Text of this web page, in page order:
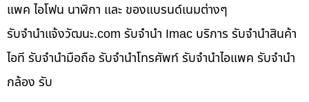
แพค ไอโฟน นาฬิกา และ ของแบรนด์เนมต่างๆ
รับจํานําแจ้งวัฒนะ.com รับจำนำ Imac บริการ รับจำนำสินค้า
ไอที รับจำนำมือถือ รับจำนำโทรศัพท์ รับจำนำไอแพค รับจำนำ
กล้อง รับ